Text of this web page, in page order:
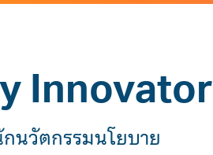
Innovator
นวัตกรรมนโยบาย